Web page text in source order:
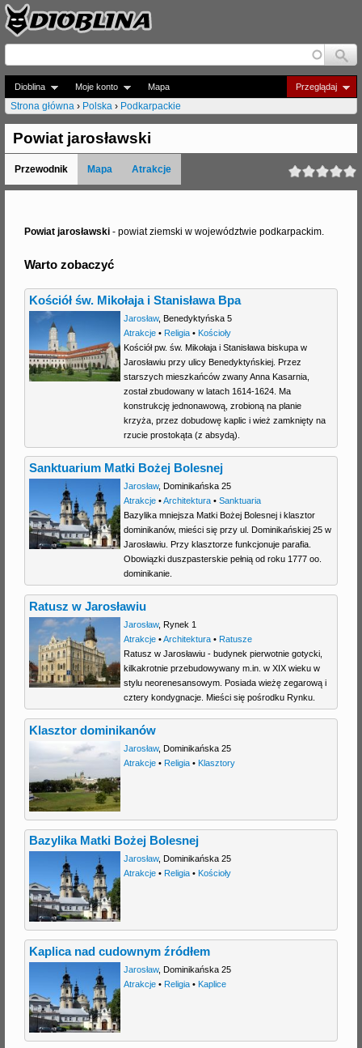
Jump to navigation
Dioblina Moje konto Przeglądaj
Mapa
J
e
s
Strona główna › Polska › Podkarpackie
Powiat jarosławski
Przewodnik Mapa Atrakcje
Powiat jarosławski - powiat ziemski w województwie podkarpackim.
Warto zobaczyć
Kościół św. Mikołaja i Stanisława Bpa
Jarosław, Benedyktyńska 5
Atrakcje• Religia• Kościoły
Kościół pw. św. Mikołaja i Stanisława biskupa w
Jarosławiu przy ulicy Benedyktyńskiej. Przez
starszych mieszkańców zwany Anna Kasarnia,
został zbudowany w latach 1614-1624. Ma
konstrukcję jednonawową, zrobioną na planie
krzyża, przez dobudowę kaplic i wież zamknięty na
rzucie prostokąta (z absydą).
Sanktuarium Matki Bożej Bolesnej
Jarosław, Dominikańska 25
Atrakcje•Architektura• Sanktuaria
Bazylika mniejsza Matki Bożej Bolesnej i klasztor
dominikanów, mieści się przy ul. Dominikańskiej 25 w
Jarosławiu. Przy klasztorze funkcjonuje parafia.
Obowiązki duszpasterskie pełnią od roku 1777 oo.
dominikanie.
Ratusz w Jarosławiu
Jarosław, Rynek 1
Atrakcje•Architektura• Ratusze
Ratusz w Jarosławiu - budynek pierwotnie gotycki,
kilkakrotnie przebudowywany m.in. w XIX wieku w
stylu neorenesansowym. Posiada wieżę zegarową i
cztery kondygnacje. Mieści się pośrodku Rynku.
Klasztor dominikanów
Jarosław, Dominikańska 25
Atrakcje• Religia• Klasztory
Bazylika Matki Bożej Bolesnej
Jarosław, Dominikańska 25
Atrakcje• Religia• Kościoły
Kaplica nad cudownym źródłem
Jarosław, Dominikańska 25
Atrakcje• Religia• Kaplice